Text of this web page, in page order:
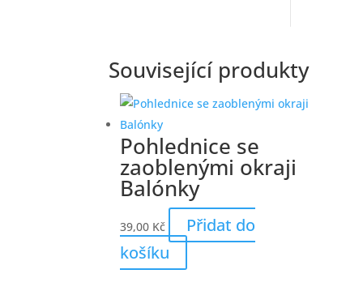
Související produkty
Pohlednice se
zaoblenými okraji
Balónky
39,00 Kč
Přidat do
košíku